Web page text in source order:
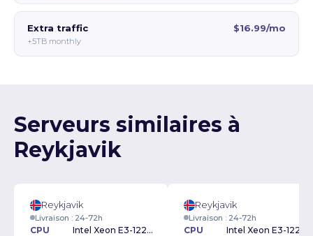
Extra traffic
+5TB monthly
$16.99/mo
Serveurs similaires à
Reykjavik
Reykjavik
Livraison : 24-72h
CPU
Intel Xeon E3-1220v3 3.10GHz
Reykjavik
Livraison : 24-72h
CPU